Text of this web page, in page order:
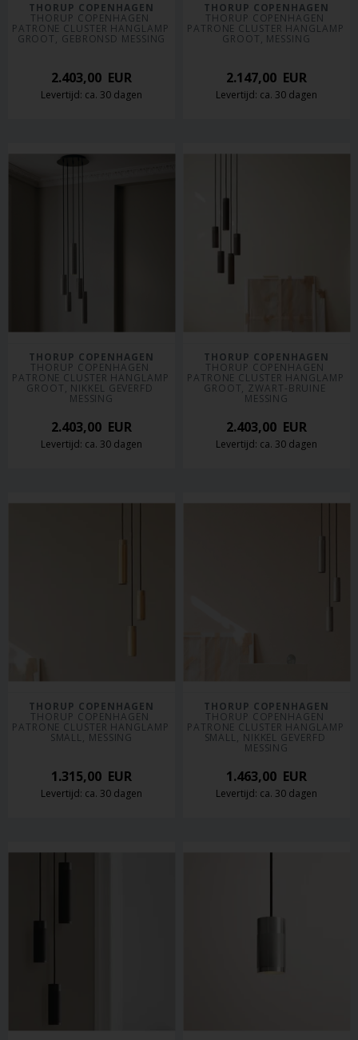
THORUP COPENHAGEN
THORUP COPENHAGEN
PATRONE CLUSTER HANGLAMP
GROOT, GEBRONSD MESSING
2.403,00 EUR
Levertijd: ca. 30 dagen
THORUP COPENHAGEN
THORUP COPENHAGEN
PATRONE CLUSTER HANGLAMP
GROOT, MESSING
2.147,00 EUR
Levertijd: ca. 30 dagen
THORUP COPENHAGEN
THORUP COPENHAGEN
PATRONE CLUSTER HANGLAMP
GROOT, NIKKEL GEVERFD
MESSING
2.403,00 EUR
Levertijd: ca. 30 dagen
THORUP COPENHAGEN
THORUP COPENHAGEN
PATRONE CLUSTER HANGLAMP
GROOT, ZWART-BRUINE
MESSING
2.403,00 EUR
Levertijd: ca. 30 dagen
THORUP COPENHAGEN
THORUP COPENHAGEN
PATRONE CLUSTER HANGLAMP
SMALL, MESSING
1.315,00 EUR
Levertijd: ca. 30 dagen
THORUP COPENHAGEN
THORUP COPENHAGEN
PATRONE CLUSTER HANGLAMP
SMALL, NIKKEL GEVERFD
MESSING
1.463,00 EUR
Levertijd: ca. 30 dagen